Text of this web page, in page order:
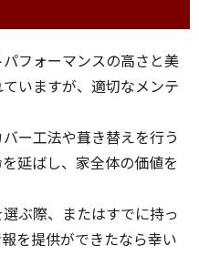
フォーマンスの高さと美
いますが、適切なメンテ
ー工法や葺き替えを行う
延ばし、家全体の価値を
ぶ際、またはすでに持っ
を提供ができたなら幸い